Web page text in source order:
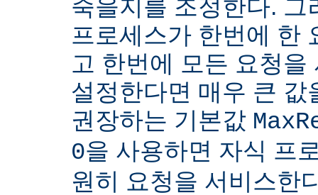
죽을지를 조정한다. 그
프로세스가 한번에 한
고 한번에 모든 요청
설정한다면 매우 큰 값
권장하는 기본값
0을 사용하면 자식 프
원히 요청을 서비스한